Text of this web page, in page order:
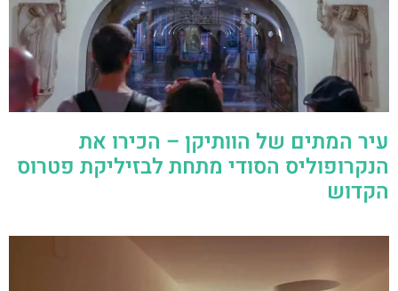
עיר המתים של הוותיקן – הכירו את
הנקרופוליס הסודי מתחת לבזיליקת פטרוס
הקדוש